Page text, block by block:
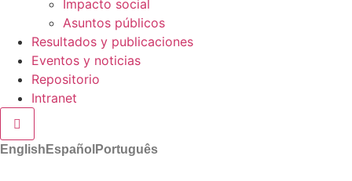
Impacto social
Asuntos públicos
Resultados y publicaciones
Eventos y noticias
Repositorio
Intranet
Menú conmutador hamburguesa
English Español Português